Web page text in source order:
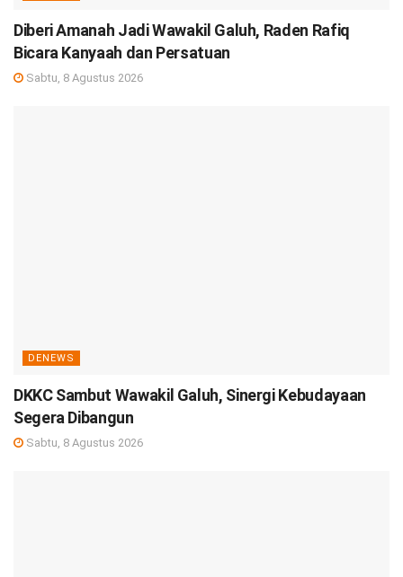
Diberi Amanah Jadi Wawakil Galuh, Raden Rafiq
Bicara Kanyaah dan Persatuan
Sabtu, 8 Agustus 2026
DENEWS
DKKC Sambut Wawakil Galuh, Sinergi Kebudayaan
Segera Dibangun
Sabtu, 8 Agustus 2026